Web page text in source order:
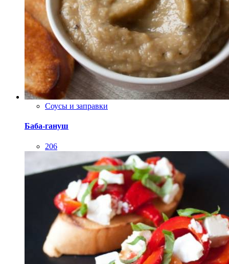
Соусы и заправки
Баба-гануш
206